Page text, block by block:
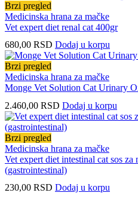
Brzi pregled
Medicinska hrana za mačke
Vet expert diet renal cat 400gr
680,00 RSD Dodaj u korpu
Brzi pregled
Medicinska hrana za mačke
Monge Vet Solution Cat Urinary
2.460,00 RSD Dodaj u korpu
Brzi pregled
Medicinska hrana za mačke
Vet expert diet intestinal cat sos
(gastrointestinal)
230,00 RSD Dodaj u korpu